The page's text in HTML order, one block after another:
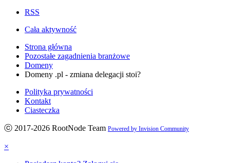
RSS
Cała aktywność
Strona główna
Pozostałe zagadnienia branżowe
Domeny
Domeny .pl - zmiana delegacji stoi?
Polityka prywatności
Kontakt
Ciasteczka
ⓒ 2017-2026 RootNode Team Powered by Invision Community
×